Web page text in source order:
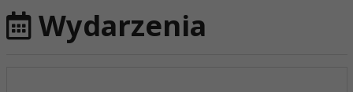
Wydarzenia